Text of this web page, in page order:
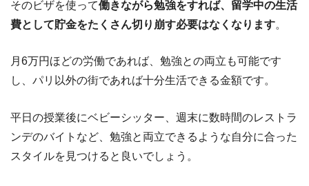
そのビザを使って働きながら勉強をすれば、留学中の生活
費として貯金をたくさん切り崩す必要はなくなります。
月6万円ほどの労働であれば、勉強との両立も可能です
し、パリ以外の街であれば十分生活できる金額です。
平日の授業後にベビーシッター、週末に数時間のレストラ
ンデのバイトなど、勉強と両立できるような自分に合った
スタイルを見つけると良いでしょう。